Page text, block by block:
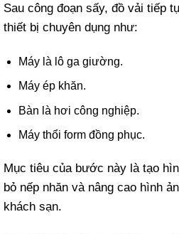
Sau công đoạn sấy, đồ vải tiếp
thiết bị chuyên dụng như:
Máy là lô ga giường.
Máy ép khăn.
Bàn là hơi công nghiệp.
Máy thổi form đồng phục.
Mục tiêu của bước này là tạo
bỏ nếp nhăn và nâng cao hình
khách sạn.